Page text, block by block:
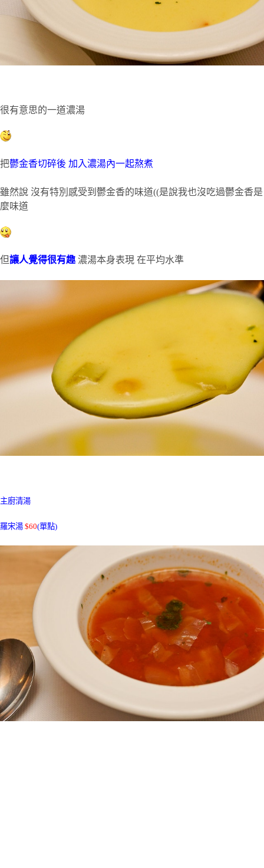
很有意思的一道濃湯
把鬱金香切碎後 加入濃湯內一起熬煮
雖然說 沒有特別感受到鬱金香的味道((是說我也沒吃過鬱金香是
麼味道
但讓人覺得很有趣 濃湯本身表現 在平均水準
主廚清湯
羅宋湯 $60(單點)